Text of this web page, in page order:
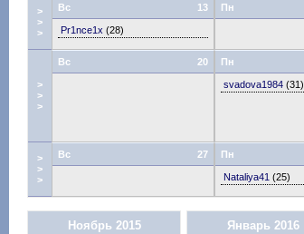
>
>
>
13
Вс
Pr1nce1x (28)
Пн
>
>
>
20
Вс Пн
svadova1984 (31)
>
>
>
27
Вс Пн
Nataliya41 (25)
Ноябрь 2015 Январь 2016